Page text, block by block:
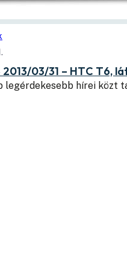
03/31 – HTC T6,
legérdekesebb hírei közt